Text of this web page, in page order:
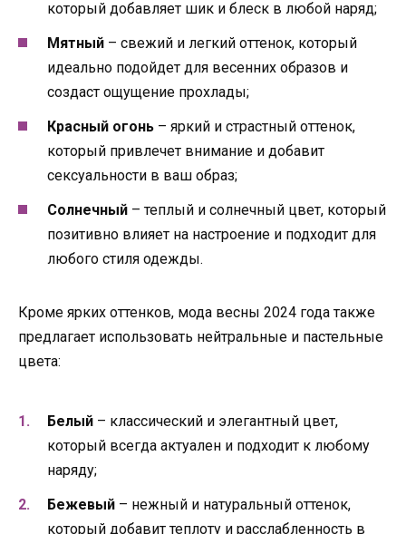
который добавляет шик и блеск в любой наряд;
Мятный – свежий и легкий оттенок, который
идеально подойдет для весенних образов и
создаст ощущение прохлады;
Красный огонь – яркий и страстный оттенок,
который привлечет внимание и добавит
сексуальности в ваш образ;
Солнечный – теплый и солнечный цвет, который
позитивно влияет на настроение и подходит для
любого стиля одежды.
Кроме ярких оттенков, мода весны 2024 года также
предлагает использовать нейтральные и пастельные
цвета:
Белый – классический и элегантный цвет,
который всегда актуален и подходит к любому
наряду;
Бежевый – нежный и натуральный оттенок,
который добавит теплоту и расслабленность в